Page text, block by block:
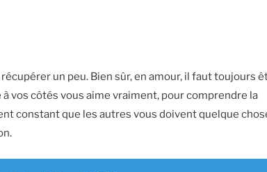
un peu. Bien sûr, en amour, il faut toujours
vos côtés vous aime vraiment, pour comprendre la
constant que les autres vous doivent quelque